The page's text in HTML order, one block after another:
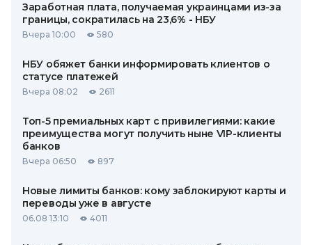
Заработная плата, получаемая украинцами из-за
границы, сократилась на 23,6% - НБУ
Вчера 10:00 580
НБУ обяжет банки информировать клиентов о
статусе платежей
Вчера 08:02 2611
Топ-5 премиальных карт с привилегиями: какие
преимущества могут получить ныне VIP-клиенты
банков
Вчера 06:50 897
Новые лимиты банков: кому заблокируют карты и
переводы уже в августе
06.08 13:10 4011